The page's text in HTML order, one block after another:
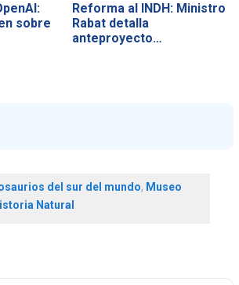
sobre
Reforma al INDH: Ministro
Rabat detalla
anteproyecto…
del sur del mundo, Museo
Natural